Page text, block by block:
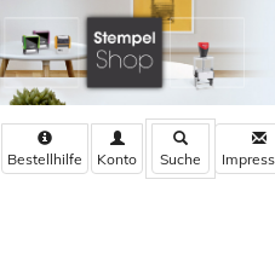
Bestellhilfe